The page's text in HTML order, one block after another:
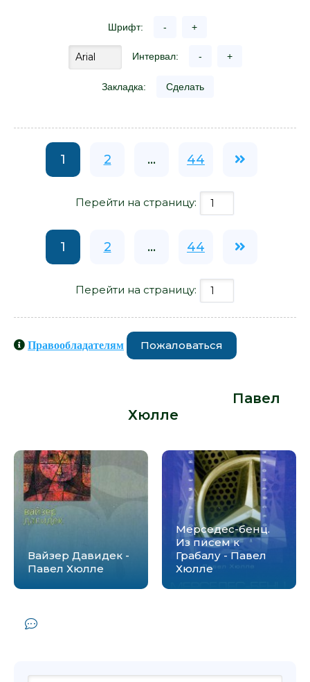
Шрифт: - +
Интервал: - +
Закладка: Сделать
1 2 ... 44
Перейти на страницу:
1 2 ... 44
Перейти на страницу:
Правообладателям Пожаловаться
Павел
Хюлле
Вайзер Давидек -
Павел Хюлле
Мерседес-бенц.
Из писем к
Грабалу - Павел
Хюлле